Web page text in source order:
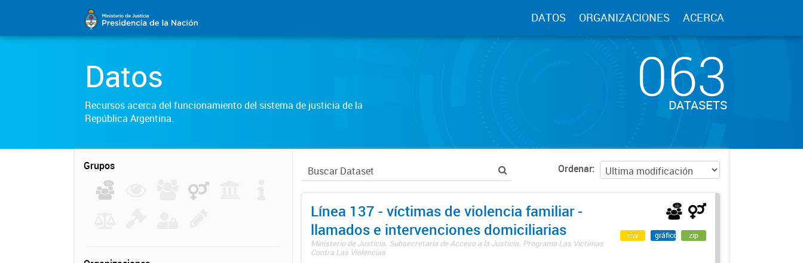
DATOS ORGANIZACIONES ACERCA
Datos
Recursos acerca del funcionamiento del sistema de justicia de la
República Argentina.
063
DATASETS
Grupos Ordenar
Línea 137 - víctimas de violencia familiar -
llamados e intervenciones domiciliarias
Ministerio de Justicia. Subsecretaría de Acceso a la Justicia. Programa Las Víctimas
Contra Las Violencias
csv gráfico zip